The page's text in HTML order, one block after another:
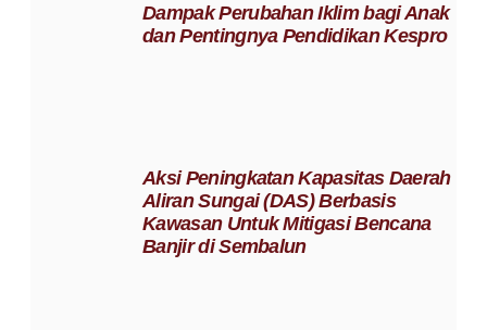
Dampak Perubahan Iklim bagi Anak
dan Pentingnya Pendidikan Kespro
Aksi Peningkatan Kapasitas Daerah
Aliran Sungai (DAS) Berbasis
Kawasan Untuk Mitigasi Bencana
Banjir di Sembalun